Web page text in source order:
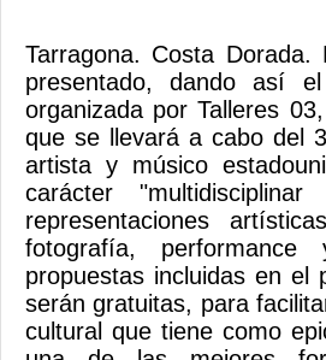
Tarragona. Costa
presentado, dando así
organizada por Talleres
que se llevará a cabo del
artista y músico
carácter
representaciones
fotografía,
propuestas incluidas en el
serán gratuitas, para
cultural que tiene como